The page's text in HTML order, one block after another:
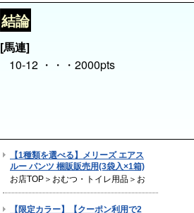
結論
[馬連]
10-12 ・・・2000pts